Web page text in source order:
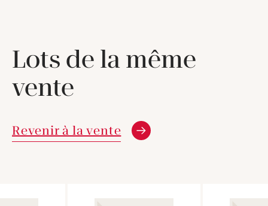
Lots de la même
vente
Revenir à la vente